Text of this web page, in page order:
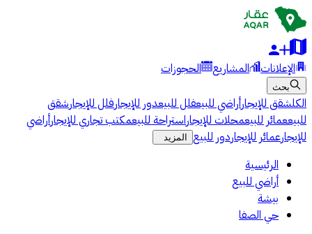
الإعلانات المشاريع الحجوزات
بحث
الكلشقق للإيجارأراضي للبيعفلل للبيعدور للإيجارفلل للإيجارشقق
للبيععمائر للبيعمحلات للإيجاراستراحة للبيعمكتب تجاري للإيجارأراضي
للإيجارعمائر للإيجاردور للبيع المزيد
الرئيسية
أراضي للبيع
بيشة
حي الصفا